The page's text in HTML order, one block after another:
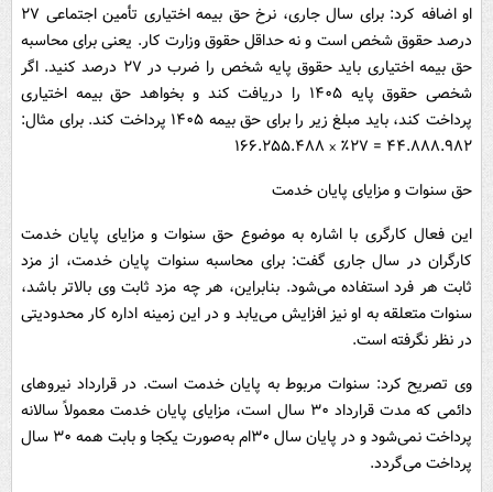
او اضافه کرد: برای سال جاری، نرخ حق بیمه اختیاری تأمین اجتماعی ۲۷
درصد حقوق شخص است و نه حداقل حقوق وزارت کار. یعنی برای محاسبه
حق بیمه اختیاری باید حقوق پایه شخص را ضرب در ۲۷ درصد کنید. اگر
شخصی حقوق پایه ۱۴۰۵ را دریافت کند و بخواهد حق بیمه اختیاری
پرداخت کند، باید مبلغ زیر را برای حق بیمه ۱۴۰۵ پرداخت کند. برای مثال:
۴۴.۸۸۸.۹۸۲ = ۲۷٪ × ۱۶۶.۲۵۵.۴۸۸
حق سنوات و مزایای پایان خدمت
این فعال کارگری با اشاره به موضوع حق سنوات و مزایای پایان خدمت
کارگران در سال جاری گفت: برای محاسبه سنوات پایان خدمت، از مزد
ثابت هر فرد استفاده می‌شود. بنابراین، هر چه مزد ثابت وی بالاتر باشد،
سنوات متعلقه به او نیز افزایش می‌یابد و در این زمینه اداره کار محدودیتی
در نظر نگرفته است.
وی تصریح کرد: سنوات مربوط به پایان خدمت است. در قرارداد نیروهای
دائمی که مدت قرارداد ۳۰ سال است، مزایای پایان خدمت معمولاً سالانه
پرداخت نمی‌شود و در پایان سال ۳۰ام به‌صورت یکجا و بابت همه ۳۰ سال
پرداخت می‌گردد.